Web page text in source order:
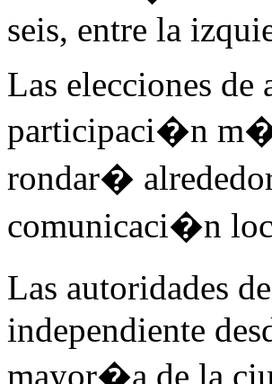
seis, entre la
Las elecciones de
participaci�n
rondar�
comunicaci�n
Las autoridades
independiente
mayor�a de la